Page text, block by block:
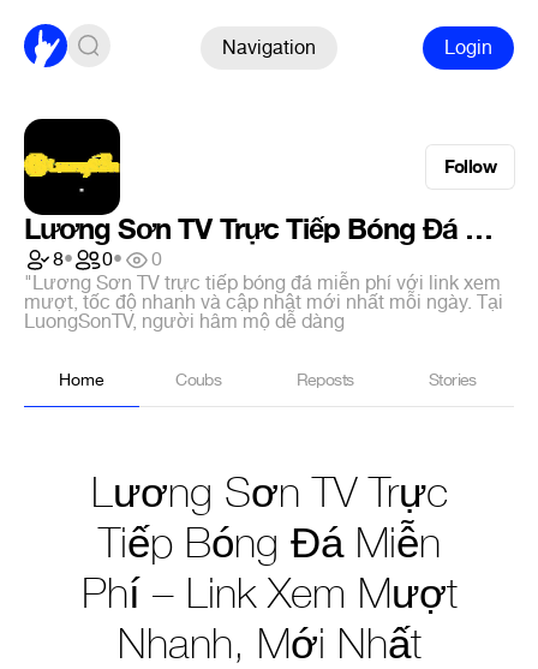
Navigation Login
Follow
Lương Sơn TV Trực Tiếp Bóng Đá Miễn Phí – Link Xem Mượt Nhanh, Mới Nhất
8• 0•
0
"Lương Sơn TV trực tiếp bóng đá miễn phí với link xem
mượt, tốc độ nhanh và cập nhật mới nhất mỗi ngày. Tại
LuongSonTV, người hâm mộ dễ dàng
Home Coubs Reposts Stories
Lương Sơn TV Trực
Tiếp Bóng Đá Miễn
Phí – Link Xem Mượt
Nhanh, Mới Nhất